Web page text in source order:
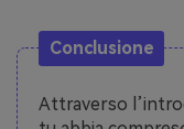
Conclusione
Attraverso